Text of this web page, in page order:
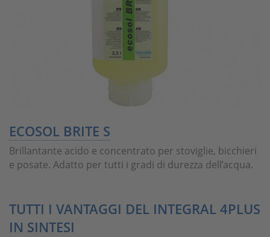
ECOSOL BRITE S
Brillantante acido e concentrato per stoviglie, bicchieri
e posate. Adatto per tutti i gradi di durezza dell’acqua.
TUTTI I VANTAGGI DEL INTEGRAL 4PLUS
IN SINTESI